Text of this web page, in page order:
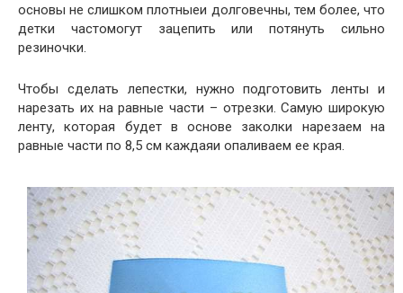
основы не слишком плотныеи долговечны, тем более, что
детки частомогут зацепить или потянуть сильно
резиночки.
Чтобы сделать лепестки, нужно подготовить ленты и
нарезать их на равные части – отрезки. Самую широкую
ленту, которая будет в основе заколки нарезаем на
равные части по 8,5 см каждаяи опаливаем ее края.